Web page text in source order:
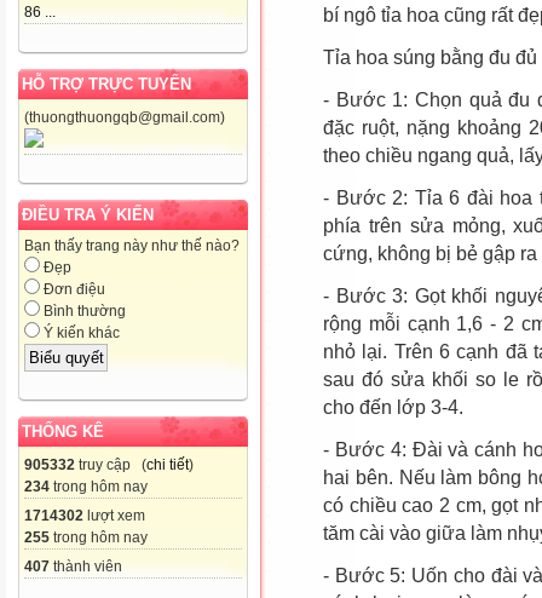
86 ...
HỖ TRỢ TRỰC TUYẾN
(thuongthuongqb@gmail.com)
ĐIỀU TRA Ý KIẾN
Bạn thấy trang này như thế nào?
Đẹp
Đơn điệu
Bình thường
Ý kiến khác
THỐNG KÊ
905332 truy cập (chi tiết)
234 trong hôm nay
1714302 lượt xem
255 trong hôm nay
407 thành viên
bí ngô tỉa hoa cũng rất
Tỉa hoa súng bằng đu đủ
- Bước 1: Chọn quả đu
đặc ruột, nặng khoảng
theo chiều ngang quả,
- Bước 2: Tỉa 6 đài hoa
phía trên sửa mỏng,
cứng, không bị bẻ gập ra
- Bước 3: Gọt khối
rộng mỗi cạnh 1,6 - 2
nhỏ lại. Trên 6 cạnh đã
sau đó sửa khối so le
cho đến lớp 3-4.
- Bước 4: Đài và cánh
hai bên. Nếu làm bông
có chiều cao 2 cm, gọt
tăm cài vào giữa làm
- Bước 5: Uốn cho đài